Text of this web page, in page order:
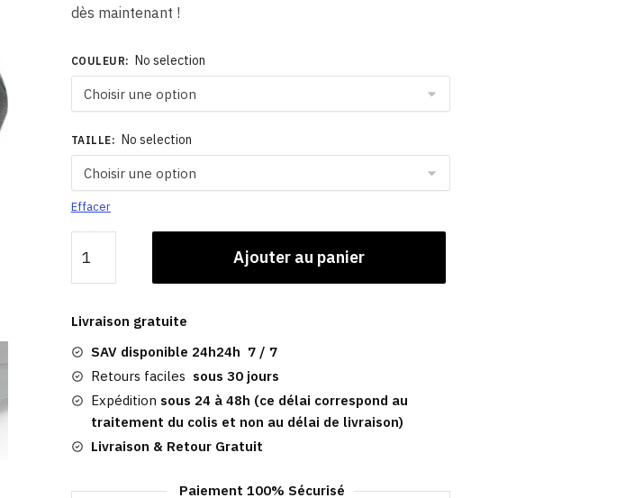
dès maintenant !
COULEUR: No selection
TAILLE: No selection
Effacer
de
Casquette
Noir
|
Femme
Tendance
Gilda
Ajouter au panier
Livraison gratuite
SAV disponible 24h24h 7 / 7
Retours faciles sous 30 jours
Expédition sous 24 à 48h (ce délai correspond au
traitement du colis et non au délai de livraison)
Livraison & Retour Gratuit
Paiement 100% Sécurisé